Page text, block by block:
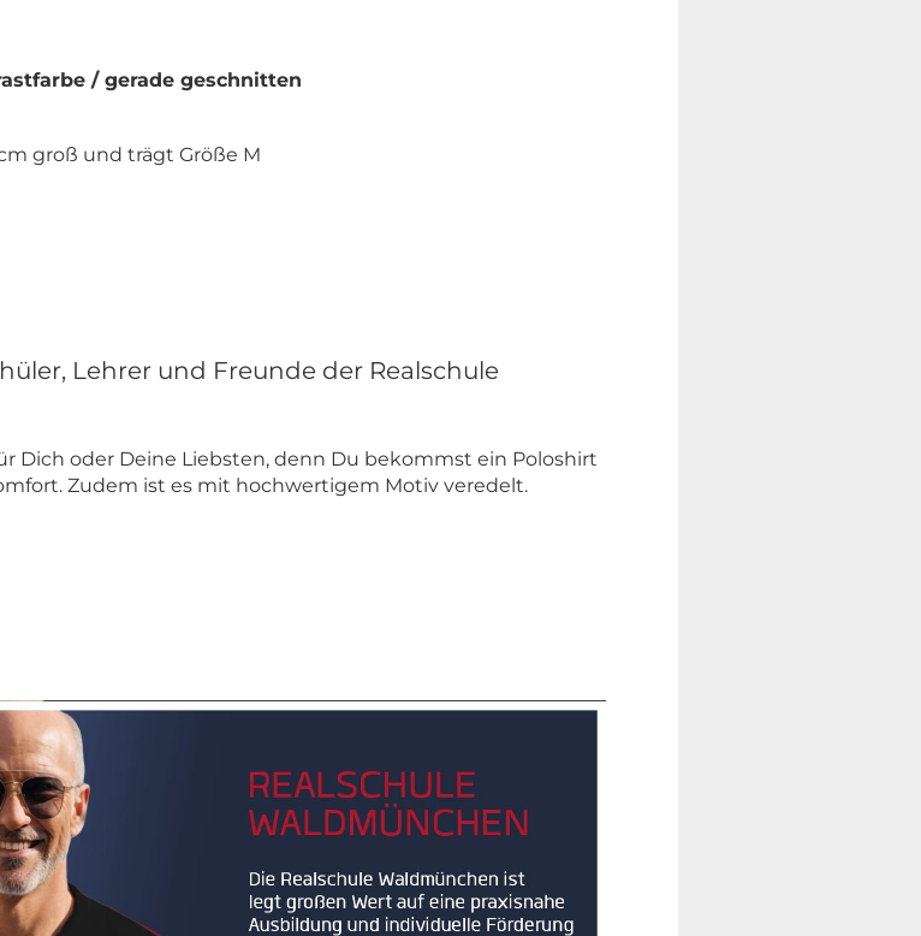
/ gerade geschnitten
groß und trägt Größe M
Lehrer und Freunde der Realschule
Dich oder Deine Liebsten, denn Du bekommst ein Poloshirt
Zudem ist es mit hochwertigem Motiv veredelt.